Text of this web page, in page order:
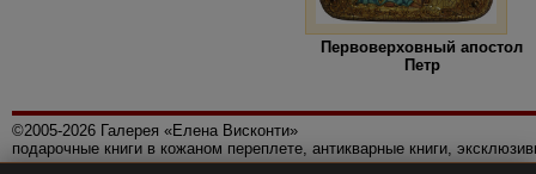
Первоверховный апостол
Петр
©2005-2026 Галерея «Елена Висконти»
подарочные книги в кожаном переплете, антикварные книги,